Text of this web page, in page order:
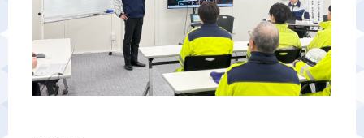
カスタマーハラスメントに対する基本方針
プライバシーポリシー